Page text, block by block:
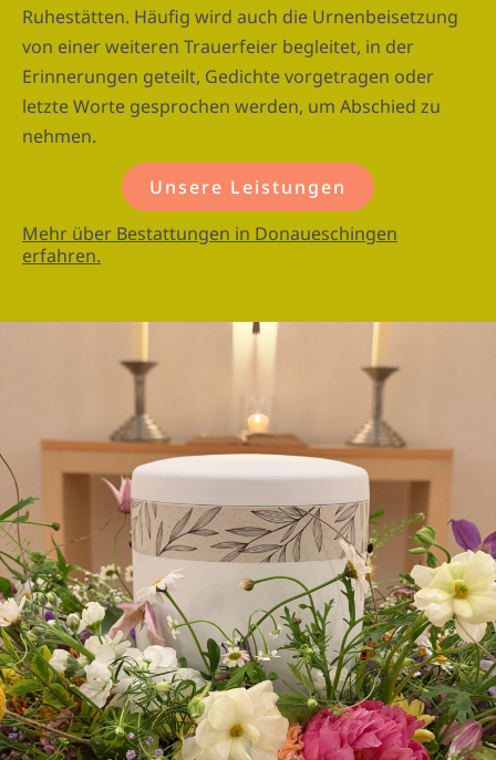
Ruhestätten. Häufig wird auch die Urnenbeisetzung
von einer weiteren Trauerfeier begleitet, in der
Erinnerungen geteilt, Gedichte vorgetragen oder
letzte Worte gesprochen werden, um Abschied zu
nehmen.
Unsere Leistungen
Mehr über Bestattungen in Donaueschingen
erfahren.